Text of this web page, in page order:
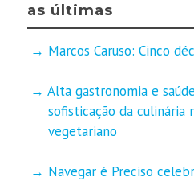
as últimas
Marcos Caruso: Cinco
Alta gastronomia e
sofisticação da culinária
vegetariano
Navegar é Preciso